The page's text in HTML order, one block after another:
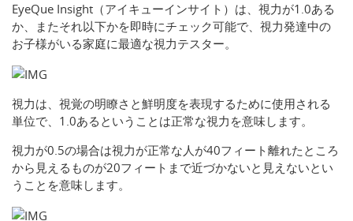
EyeQue Insight（アイキューインサイト）は、視力が1.0ある
か、またそれ以下かを即時にチェック可能で、視力発達中の
お子様がいる家庭に最適な視力テスター。
視力は、視覚の明瞭さと鮮明度を表現するために使用される
単位で、1.0あるということは正常な視力を意味します。
視力が0.5の場合は視力が正常な人が40フィート離れたところ
から見えるものが20フィートまで近づかないと見えないとい
うことを意味します。